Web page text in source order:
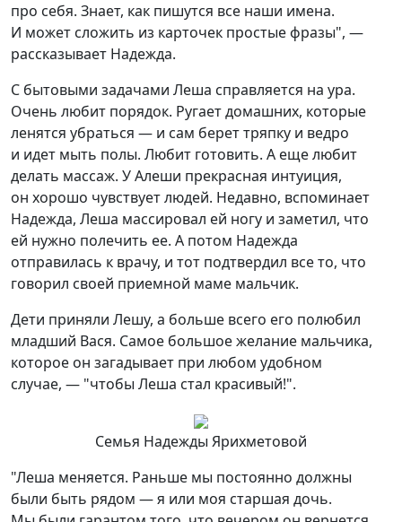
про себя. Знает, как пишутся все наши имена.
И может сложить из карточек простые фразы", —
рассказывает Надежда.
С бытовыми задачами Леша справляется на ура.
Очень любит порядок. Ругает домашних, которые
ленятся убраться — и сам берет тряпку и ведро
и идет мыть полы. Любит готовить. А еще любит
делать массаж. У Алеши прекрасная интуиция,
он хорошо чувствует людей. Недавно, вспоминает
Надежда, Леша массировал ей ногу и заметил, что
ей нужно полечить ее. А потом Надежда
отправилась к врачу, и тот подтвердил все то, что
говорил своей приемной маме мальчик.
Дети приняли Лешу, а больше всего его полюбил
младший Вася. Самое большое желание мальчика,
которое он загадывает при любом удобном
случае, — "чтобы Леша стал красивый!".
Семья Надежды Ярихметовой
"Леша меняется. Раньше мы постоянно должны
были быть рядом — я или моя старшая дочь.